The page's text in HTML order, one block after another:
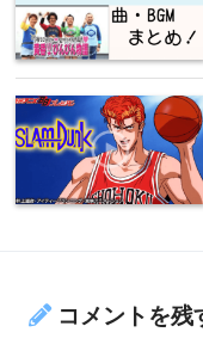
コメントを残